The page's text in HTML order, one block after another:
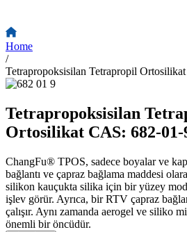
Home
/
Tetrapropoksisilan Tetrapropil
Tetrapropoksisilan
Ortosilikat CAS: 682-01-
ChangFu® TPOS, sadece boyalar ve
bağlantı ve çapraz bağlama maddesi
silikon kauçukta silika için bir yüzey
işlev görür. Ayrıca, bir RTV çapraz
çalışır. Aynı zamanda aerogel ve siliko
önemli bir öncüdür.